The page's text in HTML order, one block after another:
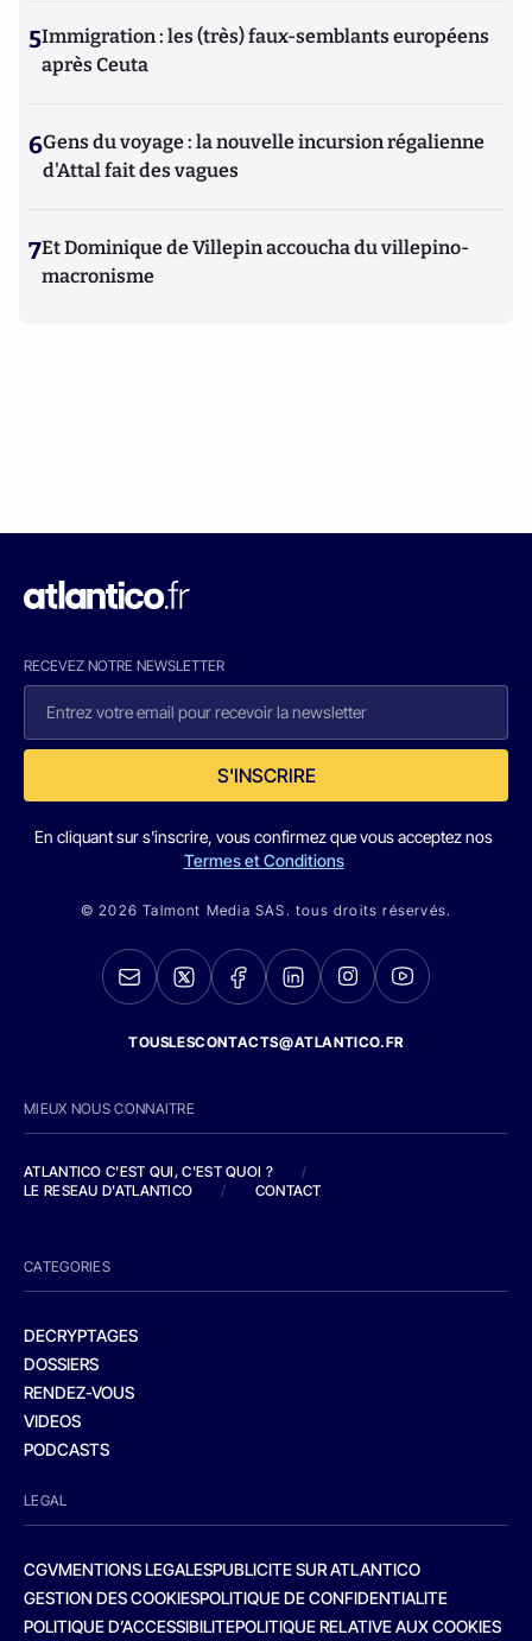
5Immigration : les (très) faux-semblants européens
après Ceuta
6Gens du voyage : la nouvelle incursion régalienne
d'Attal fait des vagues
7Et Dominique de Villepin accoucha du villepino-
macronisme
RECEVEZ NOTRE NEWSLETTER
S'INSCRIRE
En cliquant sur s'inscrire, vous confirmez que vous acceptez nos
Termes et Conditions
© 2026 Talmont Media SAS. tous droits réservés.
TOUSLESCONTACTS@ATLANTICO.FR
MIEUX NOUS CONNAITRE
ATLANTICO C'EST QUI, C'EST QUOI ?
/
LE RESEAU D'ATLANTICO
/ CONTACT
CATEGORIES
DECRYPTAGES
DOSSIERS
RENDEZ-VOUS
VIDEOS
PODCASTS
LEGAL
CGVMENTIONS LEGALESPUBLICITE SUR ATLANTICO
GESTION DES COOKIESPOLITIQUE DE CONFIDENTIALITE
POLITIQUE D’ACCESSIBILITEPOLITIQUE RELATIVE AUX COOKIES